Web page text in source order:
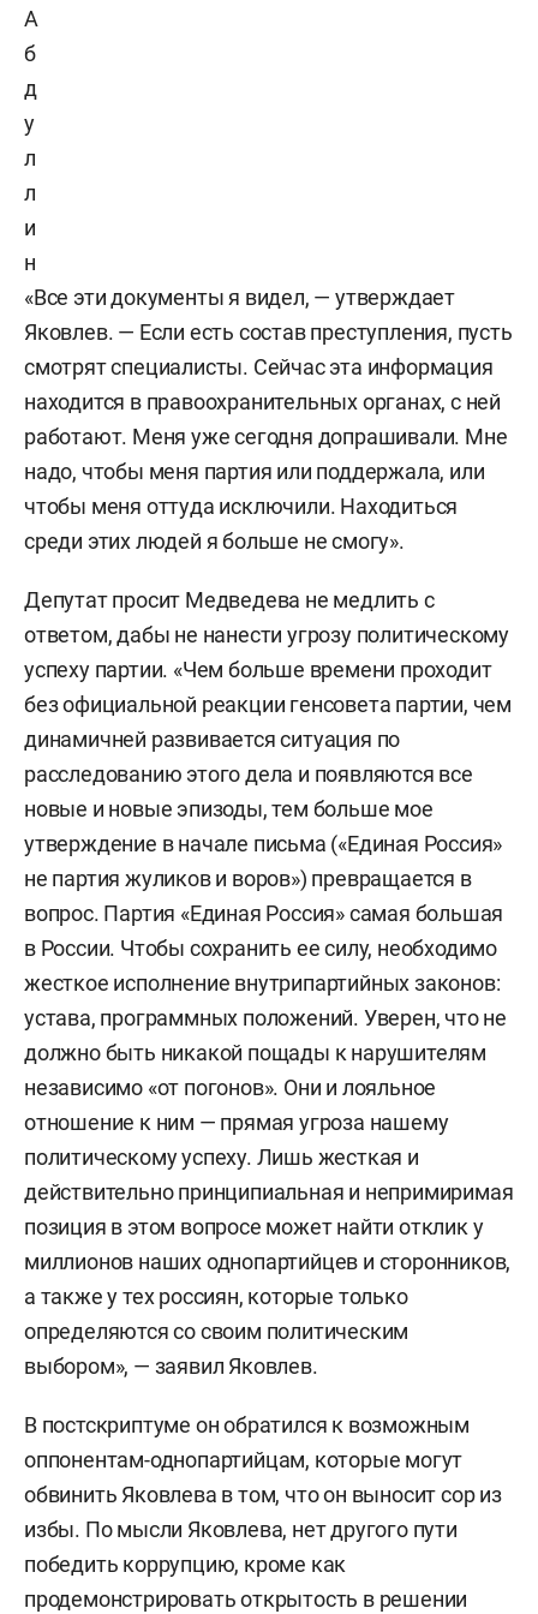
А
б
д
у
л
л
и
н
«Все эти документы я видел, — утверждает
Яковлев. — Если есть состав преступления, пусть
смотрят специалисты. Сейчас эта информация
находится в правоохранительных органах, с ней
работают. Меня уже сегодня допрашивали. Мне
надо, чтобы меня партия или поддержала, или
чтобы меня оттуда исключили. Находиться
среди этих людей я больше не смогу».
Депутат просит Медведева не медлить с
ответом, дабы не нанести угрозу политическому
успеху партии. «Чем больше времени проходит
без официальной реакции генсовета партии, чем
динамичней развивается ситуация по
расследованию этого дела и появляются все
новые и новые эпизоды, тем больше мое
утверждение в начале письма («Единая Россия»
не партия жуликов и воров») превращается в
вопрос. Партия «Единая Россия» самая большая
в России. Чтобы сохранить ее силу, необходимо
жесткое исполнение внутрипартийных законов:
устава, программных положений. Уверен, что не
должно быть никакой пощады к нарушителям
независимо «от погонов». Они и лояльное
отношение к ним — прямая угроза нашему
политическому успеху. Лишь жесткая и
действительно принципиальная и непримиримая
позиция в этом вопросе может найти отклик у
миллионов наших однопартийцев и сторонников,
а также у тех россиян, которые только
определяются со своим политическим
выбором», — заявил Яковлев.
В постскриптуме он обратился к возможным
оппонентам-однопартийцам, которые могут
обвинить Яковлева в том, что он выносит сор из
избы. По мысли Яковлева, нет другого пути
победить коррупцию, кроме как
продемонстрировать открытость в решении